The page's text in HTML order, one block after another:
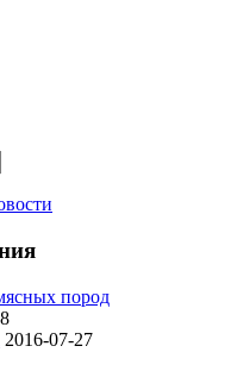
пород
2016-07-27